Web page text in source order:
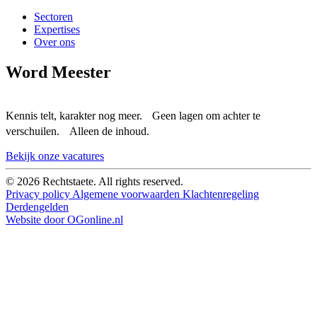
Sectoren
Expertises
Over ons
Word Meester
Kennis telt, karakter nog meer. Geen lagen om achter te
verschuilen. Alleen de inhoud.
Bekijk onze vacatures
© 2026 Rechtstaete. All rights reserved.
Privacy policy Algemene voorwaarden Klachtenregeling
Derdengelden
Website door OGonline.nl